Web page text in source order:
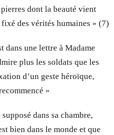
dont la beauté vient
des vérités humaines » (7)
dans une lettre à Madame
plus les soldats que les
d’un geste héroïque,
»
dans sa chambre,
bien dans le monde et que